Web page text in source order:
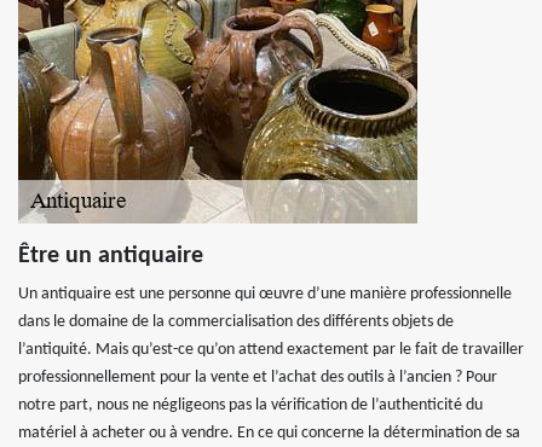
Être un antiquaire
Un antiquaire est une personne qui œuvre d’une manière professionnelle
dans le domaine de la commercialisation des différents objets de
l’antiquité. Mais qu’est-ce qu’on attend exactement par le fait de travailler
professionnellement pour la vente et l’achat des outils à l’ancien ? Pour
notre part, nous ne négligeons pas la vérification de l’authenticité du
matériel à acheter ou à vendre. En ce qui concerne la détermination de sa